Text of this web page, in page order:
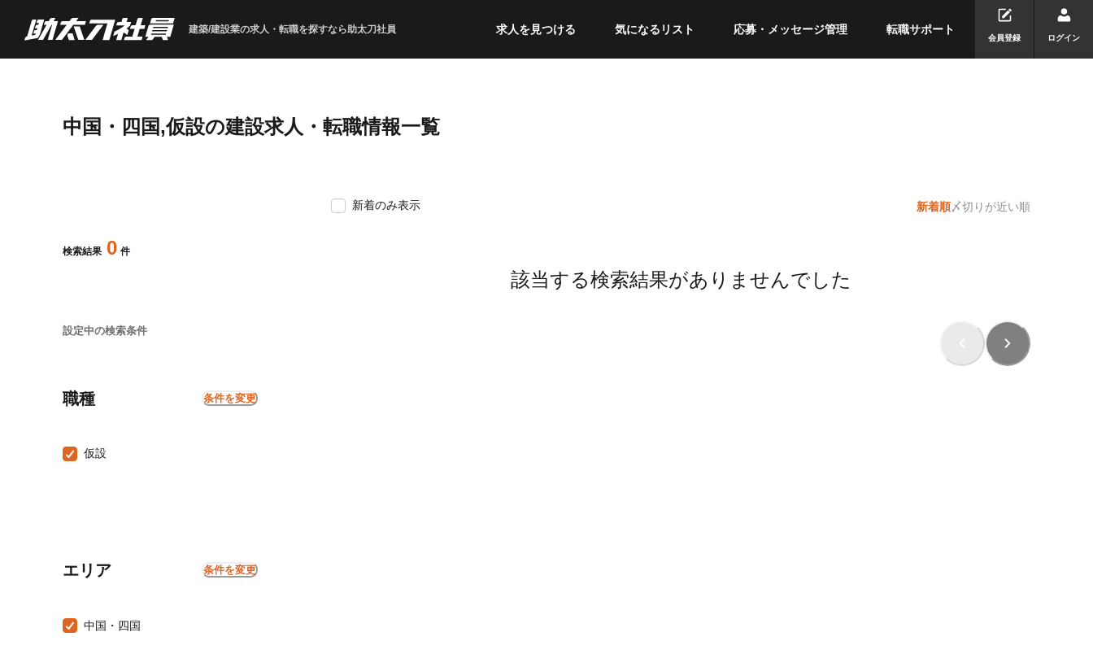
建築/建設業の求人・転職を探すなら助太刀社員 求人を見つける 気になるリスト 応募・メッセージ管理 転職サポート
会員登録 ログイン
中国・四国,仮設の建設求人・転職情報一覧
検索結果 0 件
設定中の検索条件
職種 条件を変更
仮設
エリア 条件を変更
中国・四国
新着のみ表示 新着順〆切りが近い順
該当する検索結果がありませんでした